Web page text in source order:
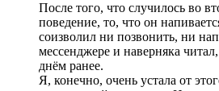
После того, что случилось во
поведение, то, что он
соизволил ни позвонить, ни
мессенджере и наверняка
днём ранее.
Я, конечно, очень устала от